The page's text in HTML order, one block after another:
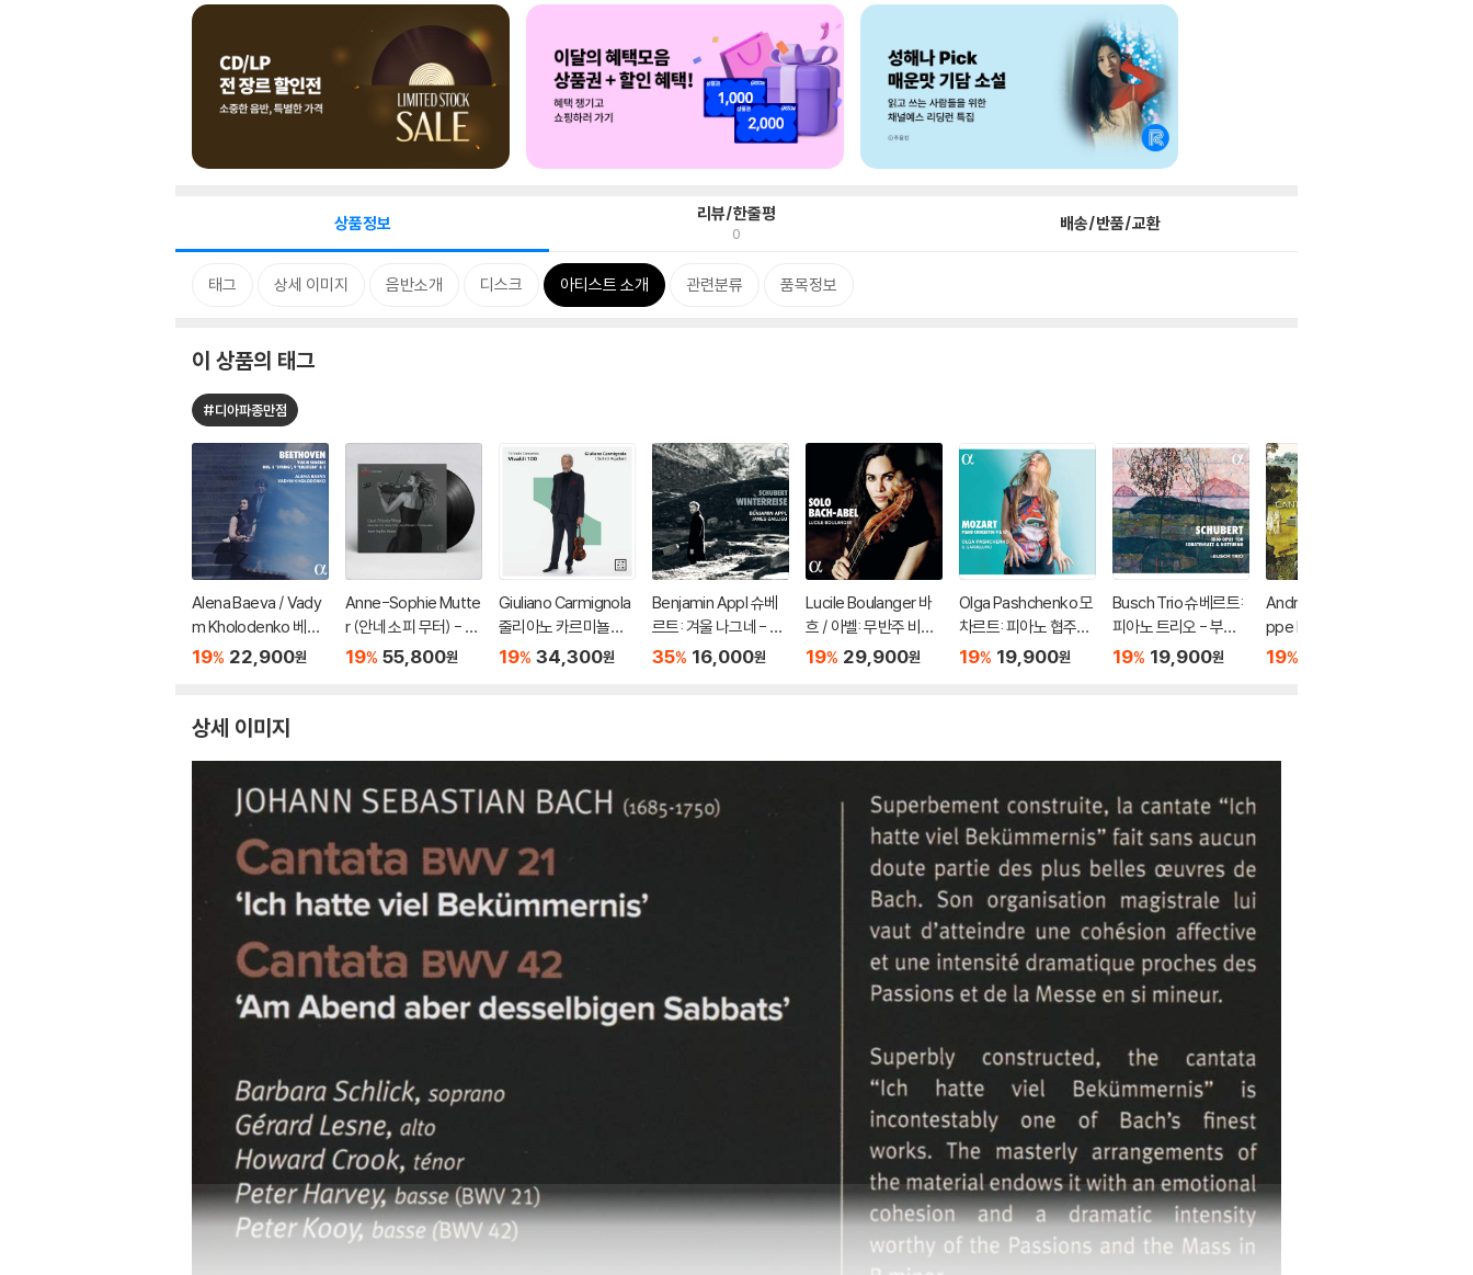
상품정보 리뷰/한줄평
0 배송/반품/교환
태그 상세 이미지 음반소개 디스크 아티스트 소개 관련분류 품목정보
이 상품의 태그
#디아파종만점
Alena Baeva / Vady
m Kholodenko 베토
벤: 바이올린 소나타 5
lin Sonatas Nos. 5 "S
19% 22,900원
Anne-Sophie Mutte
r (안네 소피 무터) - Ea
st Meets West [2L
19% 55,800원
Giuliano Carmignola
줄리아노 카르미뇰라
비발디 100 (Vivaldi 1
19% 34,300원
Benjamin Appl 슈베
르트: 겨울 나그네 - 벤
야민 아플 (Schubert:
35% 16,000원
Lucile Boulanger 바
흐 / 아벨: 무반주 비올
작품집 (Bach: Suite,
19% 29,900원
Olga Pashchenko 모
차르트: 피아노 협주곡
9번 '죄놈', 17번 (Moz
19% 19,900원
Busch Trio 슈베르트:
피아노 트리오 - 부슈
트리오 (Schubert: Tri
19% 19,900원
Andreas Scholl / Phili
ppe Herreweghe 바
흐: 알토 독창을 위한 칸
19%
상세 이미지